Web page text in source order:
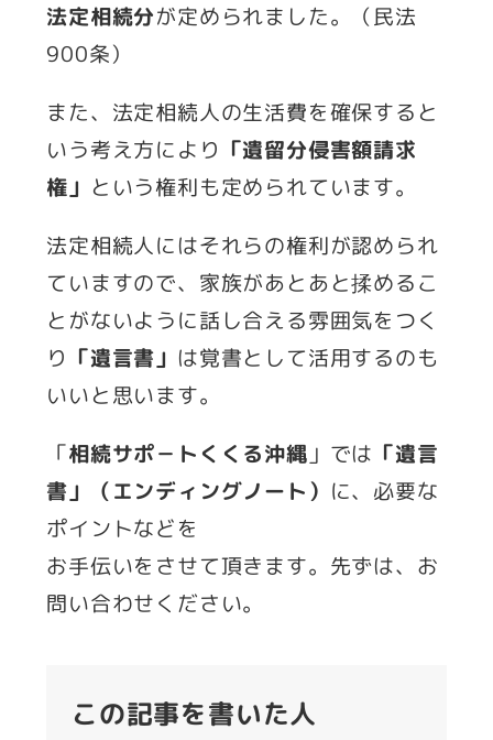
法定相続分が定められました。（民法
900条）
また、法定相続人の生活費を確保すると
いう考え方により 「遺留分侵害額請求
権」 という権利も定められています。
法定相続人にはそれらの権利が認められ
ていますので、家族があとあと揉めるこ
とがないように話し合える雰囲気をつく
り 「遺言書」 は覚書として活用するのも
いいと思います。
「相続サポ－トくくる沖縄 」では 「遺言
書」（エンディングノート） に、必要な
ポイントなどを
お手伝いをさせて頂きます。先ずは、お
問い合わせください。
この記事を書いた人